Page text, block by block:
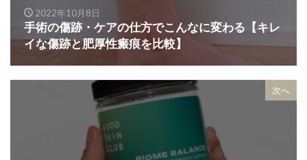
2022年10月8日
手術の傷跡・ケアの仕方でこんなに変わる【キレ
イな傷跡と肥厚性瘢痕を比較】
次へ